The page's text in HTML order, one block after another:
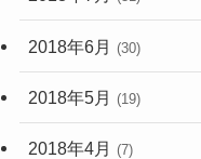
2018年6月 (30)
2018年5月 (19)
2018年4月 (7)